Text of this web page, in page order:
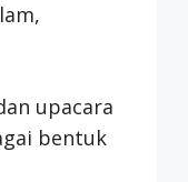
upacara
bentuk